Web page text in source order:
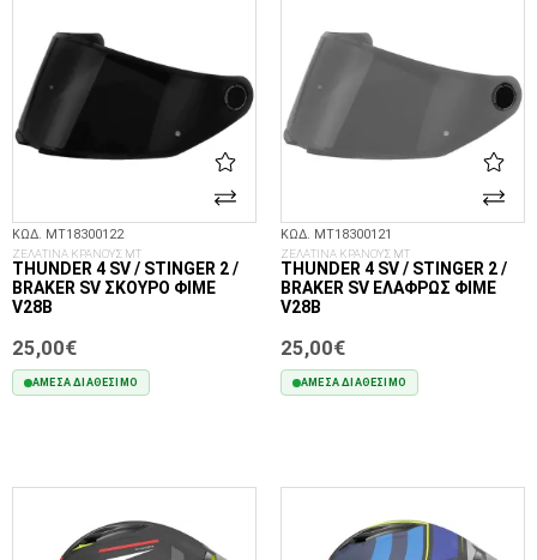
ΚΩΔ. MT18300122
ΖΕΛΑΤΙΝΑ ΚΡΑΝΟΥΣ MT
THUNDER 4 SV / STINGER 2 /
BRAKER SV ΣΚΟΎΡΟ ΦΙΜΈ
V28B
25,00€
ΆΜΕΣΑ ΔΙΑΘΈΣΙΜΟ
ΚΩΔ. MT18300121
ΖΕΛΑΤΙΝΑ ΚΡΑΝΟΥΣ MT
THUNDER 4 SV / STINGER 2 /
BRAKER SV ΕΛΑΦΡΏΣ ΦΙΜΈ
V28B
25,00€
ΆΜΕΣΑ ΔΙΑΘΈΣΙΜΟ